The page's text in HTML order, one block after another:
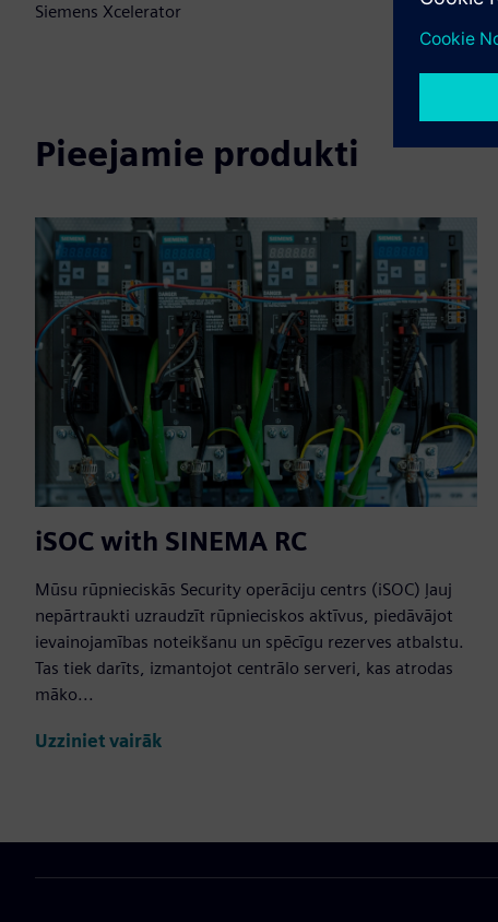
Siemens Xcelerator
Pieejamie produkti
iSOC with SINEMA RC
Mūsu rūpnieciskās Security operāciju centrs (iSOC) ļauj
nepārtraukti uzraudzīt rūpnieciskos aktīvus, piedāvājot
ievainojamības noteikšanu un spēcīgu rezerves atbalstu.
Tas tiek darīts, izmantojot centrālo serveri, kas atrodas
māko...
Uzziniet vairāk